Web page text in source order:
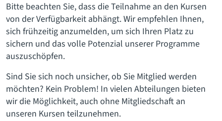
Bitte beachten Sie, dass die Teilnahme an den Kursen
von der Verfügbarkeit abhängt. Wir empfehlen Ihnen,
sich frühzeitig anzumelden, um sich Ihren Platz zu
sichern und das volle Potenzial unserer Programme
auszuschöpfen.
Sind Sie sich noch unsicher, ob Sie Mitglied werden
möchten? Kein Problem! In vielen Abteilungen bieten
wir die Möglichkeit, auch ohne Mitgliedschaft an
unseren Kursen teilzunehmen.